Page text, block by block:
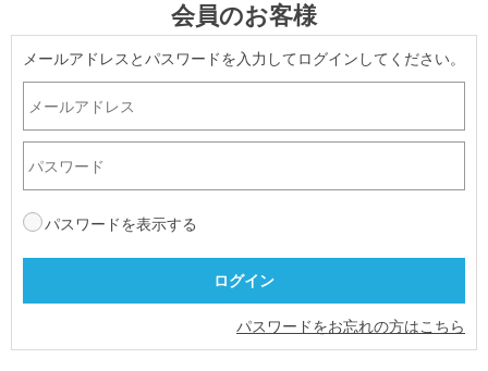
会員のお客様
メールアドレスとパスワードを入力してログインしてください。
パスワードを表示する
パスワードをお忘れの方はこちら